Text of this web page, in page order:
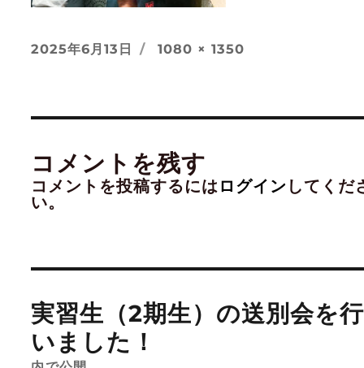
投
2025年6月13日
フ
1080 × 1350
コメントを残す
コメントを投稿するには ログイン してくだ
い。
ナ
ビ
ゲ
ー
実習生（2期生）の送別会を行
いました！